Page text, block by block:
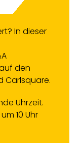
In dieser
den
Carlsquare.
Uhrzeit.
10 Uhr